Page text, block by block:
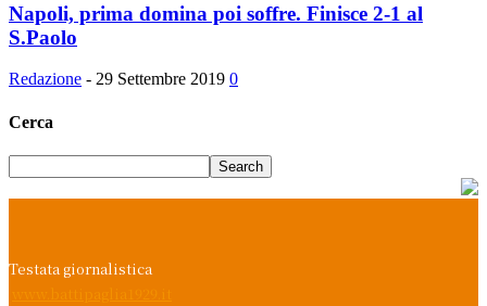
Napoli, prima domina poi soffre. Finisce 2-1 al
S.Paolo
Redazione - 29 Settembre 2019 0
Cerca
Testata giornalistica